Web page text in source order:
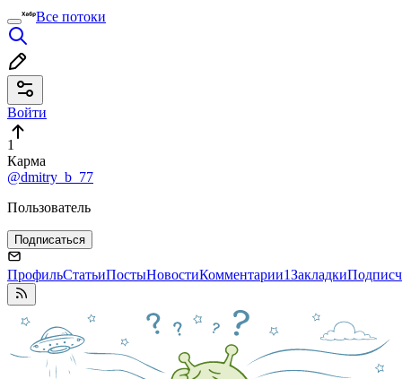
Все потоки
Войти
1
Карма
@dmitry_b_77
Пользователь
Подписаться
ПрофильСтатьиПостыНовостиКомментарии1Закладки